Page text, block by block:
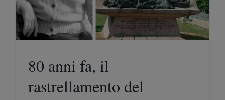
80 anni fa, il
rastrellamento del